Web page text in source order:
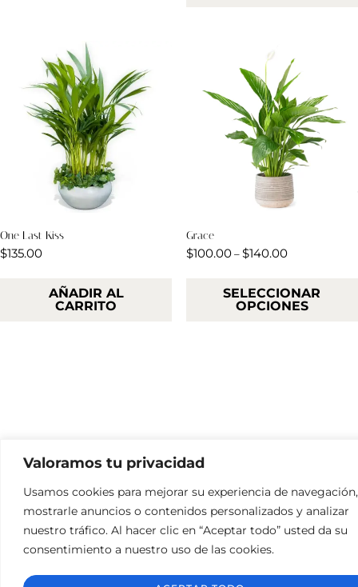
Valoramos tu privacidad
Usamos cookies para mejorar su experiencia de navegación,
mostrarle anuncios o contenidos personalizados y analizar
nuestro tráfico. Al hacer clic en “Aceptar todo” usted da su
consentimiento a nuestro uso de las cookies.
One Last Kiss
$135.00
AÑADIR AL
CARRITO
Grace
$100.00 – $140.00
SELECCIONAR
OPCIONES